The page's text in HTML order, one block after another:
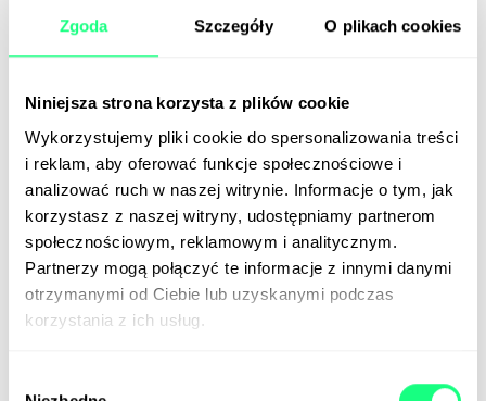
Zgoda Szczegóły O plikach cookies
Niniejsza strona korzysta z plików cookie
Wykorzystujemy pliki cookie do spersonalizowania treści
i reklam, aby oferować funkcje społecznościowe i
analizować ruch w naszej witrynie. Informacje o tym, jak
korzystasz z naszej witryny, udostępniamy partnerom
społecznościowym, reklamowym i analitycznym.
Partnerzy mogą połączyć te informacje z innymi danymi
otrzymanymi od Ciebie lub uzyskanymi podczas
korzystania z ich usług.
ograniczona jest do pojedynczych zapytań. Gdy
nowa funkcja pomyślnie przejdzie testy, będziemy
rozmowę, otrzymując błyskawiczne odpowiedzi.
Dzięki temu będziemy mniej skorzy do pogawędek z
ChatGPT.
Chyba że nie.
📰Android Central
📰X